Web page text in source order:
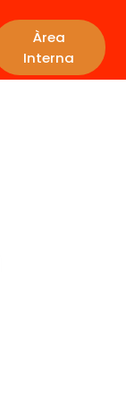
Àrea
Interna